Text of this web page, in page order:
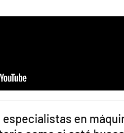
especialistas en